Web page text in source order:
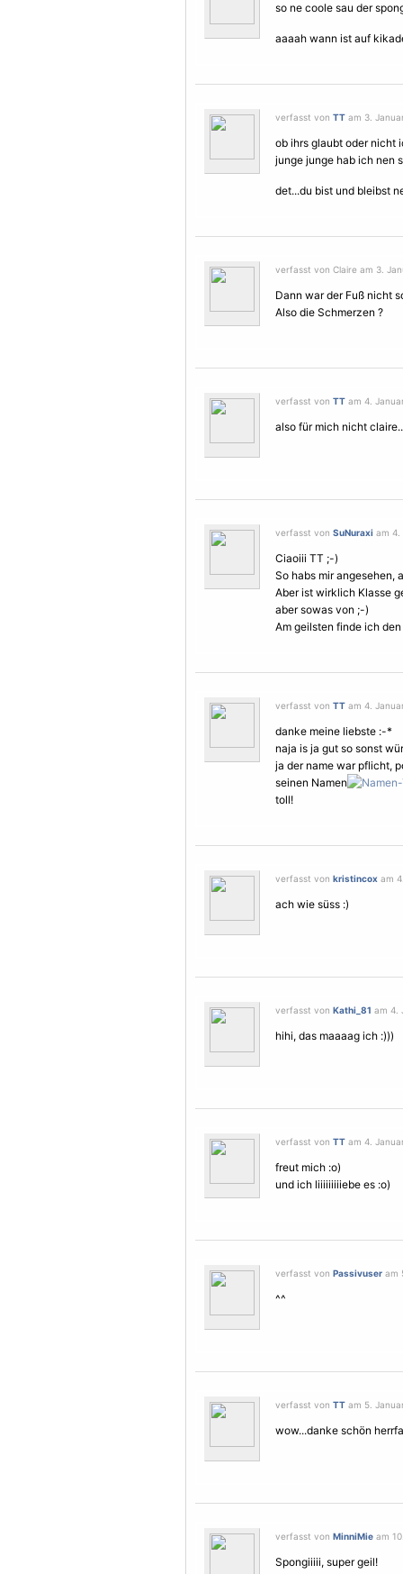
so ne coole sau der
aaaah wann ist auf
verfasst von TT am 3.
ob ihrs glaubt oder nicht
junge junge hab ich nen
det...du bist und bleibst
verfasst von Claire am 3.
Dann war der Fuß nicht
Also die Schmerzen ?
verfasst von TT am 4.
also für mich nicht
verfasst von SuNuraxi am 4.
Ciaoiii TT ;-)
So habs mir angesehen,
Aber ist wirklich Klasse
aber sowas von ;-)
Am geilsten finde ich
verfasst von TT am 4.
danke meine liebste :-*
naja is ja gut so sonst
ja der name war pflicht,
seinen Namen
toll!
verfasst von kristincox am
ach wie süss :)
verfasst von Kathi_81 am 4.
hihi, das maaaag ich :)))
verfasst von TT am 4.
freut mich :o)
und ich liiiiiiiiiebe es :o)
verfasst von Passivuser am
^^
verfasst von TT am 5.
wow...danke schön
verfasst von MinniMie am
Spongiiiii, super geil!